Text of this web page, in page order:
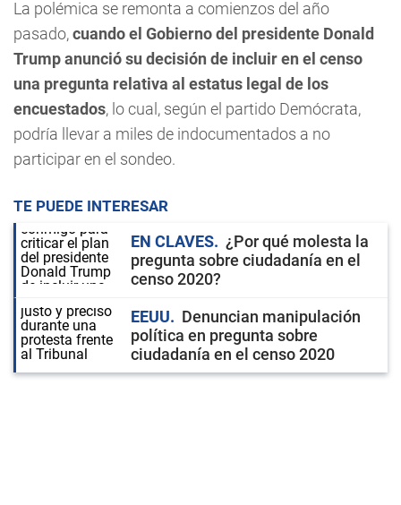
La polémica se remonta a comienzos del año
pasado,cuando el Gobierno del presidente Donald
Trump anunció su decisión de incluir en el censo
una pregunta relativa al estatus legal de los
encuestados, lo cual, según el partido Demócrata,
podría llevar a miles de indocumentados a no
participar en el sondeo.
TE PUEDE INTERESAR
EN CLAVES
¿Por qué molesta la
pregunta sobre ciudadanía en el
censo 2020?
EEUU
Denuncian manipulación
política en pregunta sobre
ciudadanía en el censo 2020